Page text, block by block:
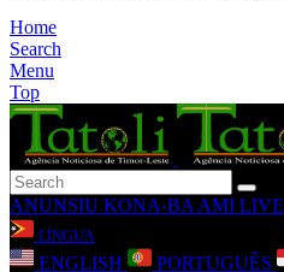
Home
Search
Menu
Top
ANUNSIU KONA-BA AMI LIVE
LÍNGUA
ENGLISH PORTUGUÊS